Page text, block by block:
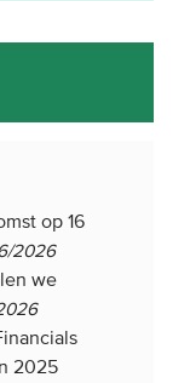
op 16
2026
we
2025